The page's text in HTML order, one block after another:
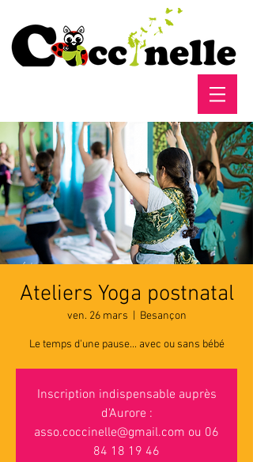
Ateliers Yoga postnatal
ven. 26 mars Besançon
Le temps d'une pause... avec ou sans bébé
Inscription indispensable auprès
d'Aurore :
asso.coccinelle@gmail.com ou 06
84 18 19 46